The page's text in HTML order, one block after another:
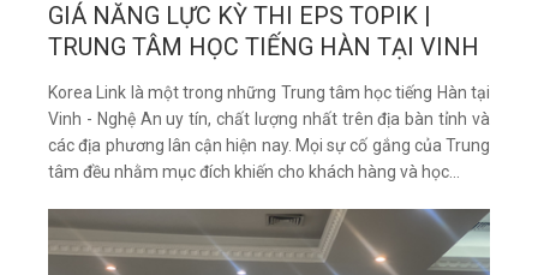
GIÁ NĂNG LỰC KỲ THI EPS TOPIK |
TRUNG TÂM HỌC TIẾNG HÀN TẠI VINH
Korea Link là một trong những Trung tâm học tiếng Hàn tại
Vinh - Nghệ An uy tín, chất lượng nhất trên địa bàn tỉnh và
các địa phương lân cận hiện nay. Mọi sự cố gắng của Trung
tâm đều nhằm mục đích khiến cho khách hàng và học...